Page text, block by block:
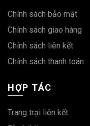
Chính sách bảo mật
Chính sách giao hàng
Chính sách liên kết
Chính sách thanh toán
HỢP TÁC
Trang trại liên kết